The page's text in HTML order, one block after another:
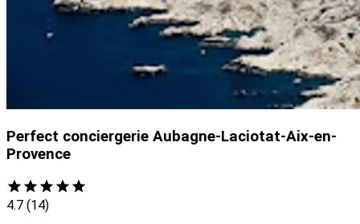
Perfect conciergerie Aubagne-Laciotat-Aix-en-
Provence
4.7 (14)